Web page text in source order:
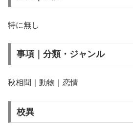
特に無し
事項｜分類・ジャンル
秋相聞｜動物｜恋情
校異